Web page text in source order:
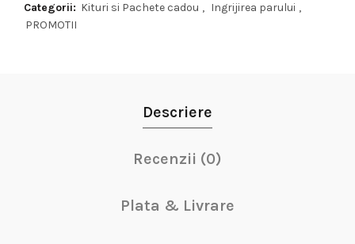
Categorii: Kituri si Pachete cadou , Ingrijirea parului ,
PROMOTII
Descriere
Recenzii (0)
Plata & Livrare